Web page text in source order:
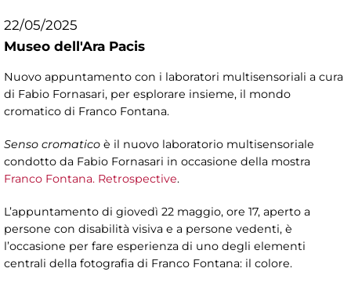
22/05/2025
Museo dell'Ara Pacis
Nuovo appuntamento con i laboratori multisensoriali a cura
di Fabio Fornasari, per esplorare insieme, il mondo
cromatico di Franco Fontana.
Senso cromatico è il nuovo laboratorio multisensoriale
condotto da Fabio Fornasari in occasione della mostra
Franco Fontana. Retrospective.
L’appuntamento di giovedì 22 maggio, ore 17, aperto a
persone con disabilità visiva e a persone vedenti, è
l’occasione per fare esperienza di uno degli elementi
centrali della fotografia di Franco Fontana: il colore.